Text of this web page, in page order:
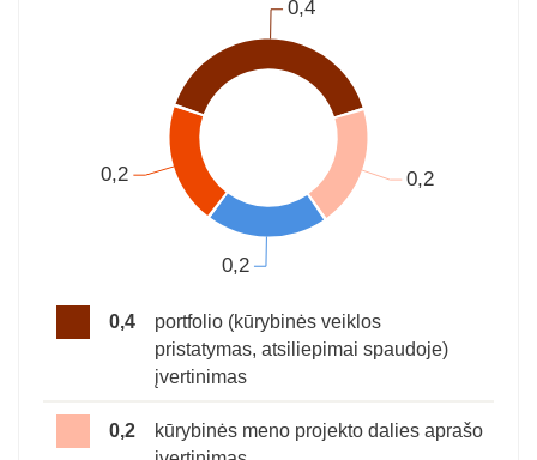
0,4
portfolio (kūrybinės veiklos
pristatymas, atsiliepimai spaudoje)
įvertinimas
0,2
kūrybinės meno projekto dalies aprašo